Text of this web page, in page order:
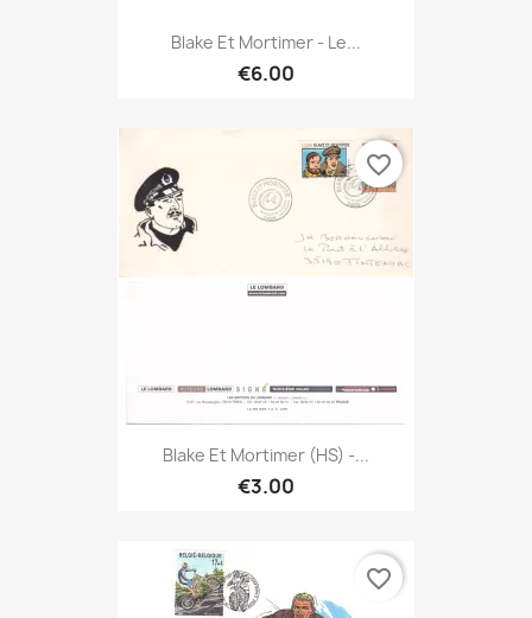
Blake Et Mortimer - Le...
€6.00
Blake Et Mortimer (HS) -...
€3.00
favorite_border
favorite_border